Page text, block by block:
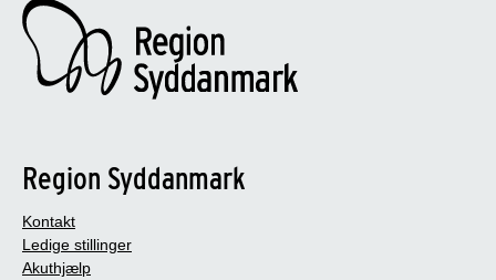
Region Syddanmark
Kontakt
Ledige stillinger
Akuthjælp